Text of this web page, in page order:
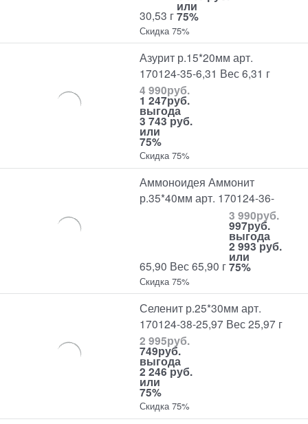
30,53 г
или
75%
Скидка 75%
Азурит р.15*20мм арт.
170124-35-6,31 Вес 6,31 г
4 990руб.
1 247руб.
выгода
3 743 руб.
или
75%
Скидка 75%
Аммоноидея Аммонит
р.35*40мм арт. 170124-36-
65,90 Вес 65,90 г
3 990руб.
997руб.
выгода
2 993 руб.
или
75%
Скидка 75%
Селенит р.25*30мм арт.
170124-38-25,97 Вес 25,97 г
2 995руб.
749руб.
выгода
2 246 руб.
или
75%
Скидка 75%